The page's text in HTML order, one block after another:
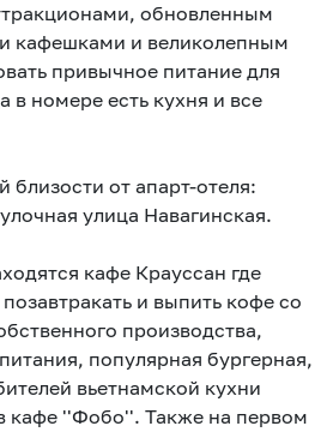
обновленным
кафешками и великолепным
привычное питание для
в номере есть кухня и все
близости от апарт-отеля:
улица Навагинская.
кафе Крауссан где
и выпить кофе со
производства,
популярная бургерная,
вьетнамской кухни
кафе ''Фобо''. Также на первом